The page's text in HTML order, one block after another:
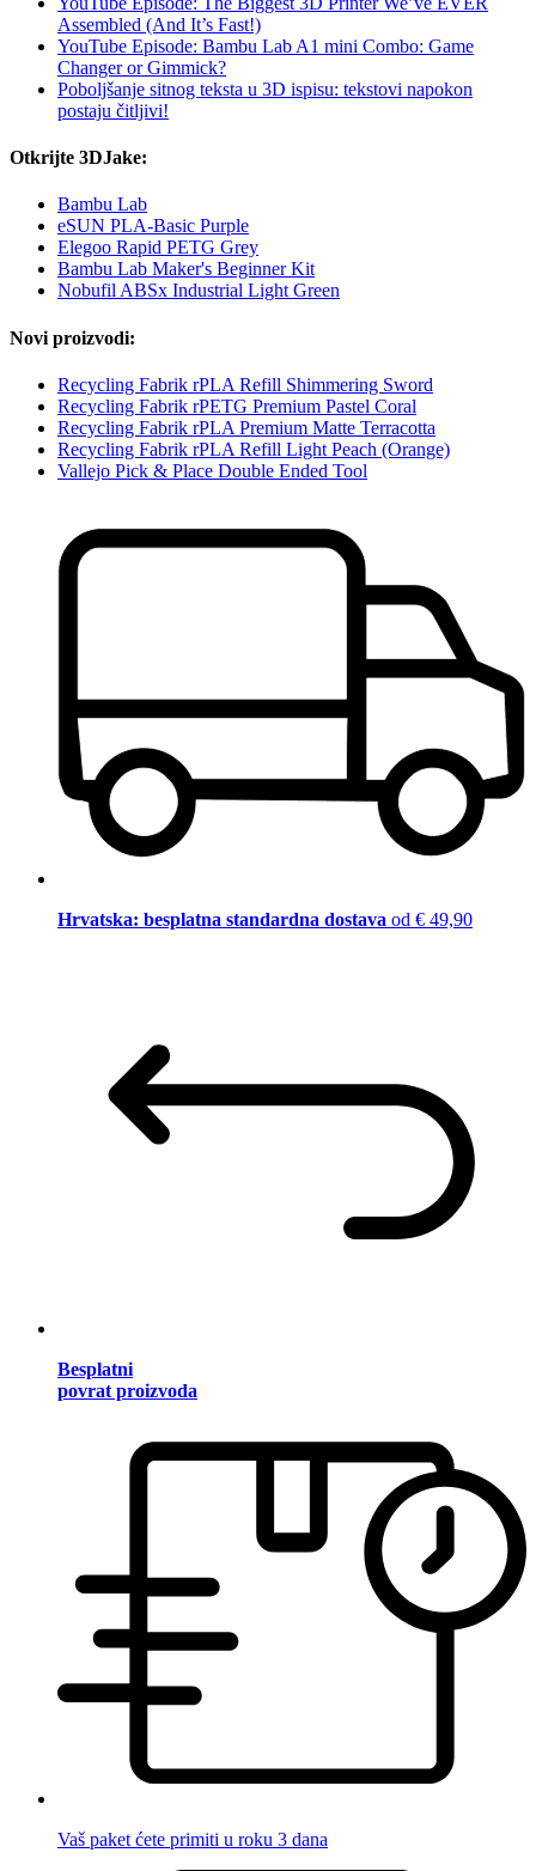
Assembled (And It’s Fast!)
YouTube Episode: Bambu Lab A1 mini Combo: Game
Changer or Gimmick?
Poboljšanje sitnog teksta u 3D ispisu: tekstovi napokon
postaju čitljivi!
Otkrijte 3DJake:
Bambu Lab
eSUN PLA-Basic Purple
Elegoo Rapid PETG Grey
Bambu Lab Maker's Beginner Kit
Nobufil ABSx Industrial Light Green
Novi proizvodi:
Recycling Fabrik rPLA Refill Shimmering Sword
Recycling Fabrik rPETG Premium Pastel Coral
Recycling Fabrik rPLA Premium Matte Terracotta
Recycling Fabrik rPLA Refill Light Peach (Orange)
Vallejo Pick & Place Double Ended Tool
Hrvatska: besplatna standardna dostava od € 49,90
Besplatni
povrat proizvoda
Vaš paket ćete primiti u roku 3 dana